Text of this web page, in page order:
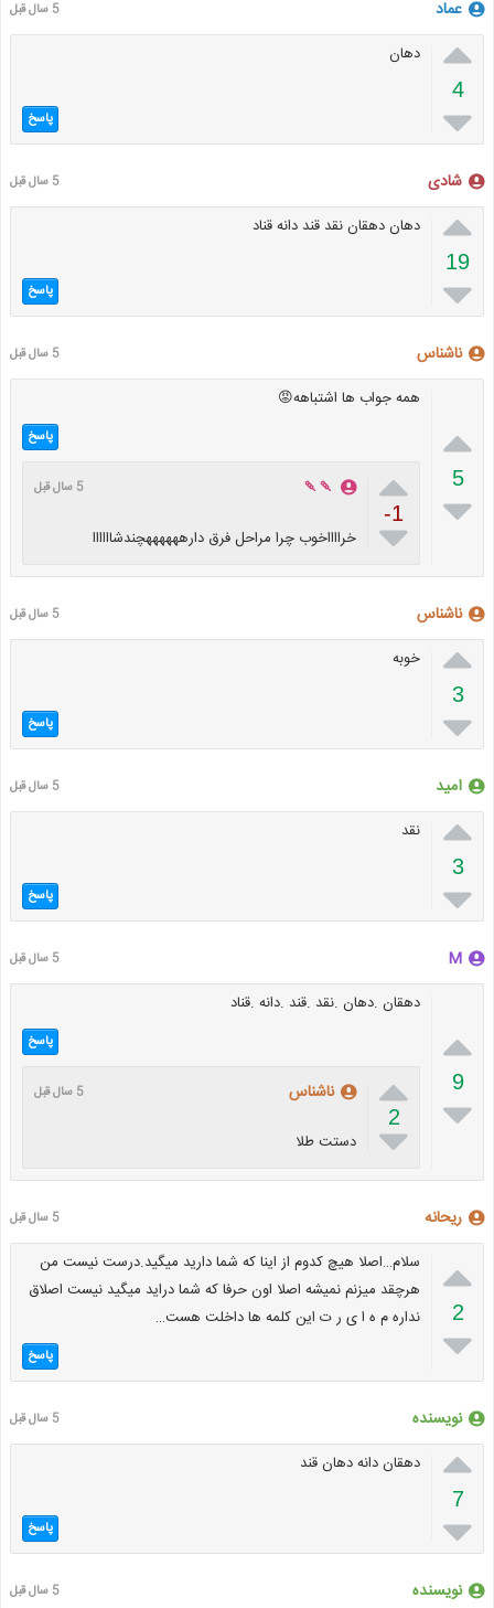
عماد 5 سال قبل

4

دهان
پاسخ
شادی 5 سال قبل

19

دهان دهقان نقد قند دانه قناد
پاسخ
ناشناس 5 سال قبل

5

همه جواب ها اشتباهه😡
پاسخ

-1

🍡🍡 5 سال قبل
خرااااخوب چرا مراحل فرق دارههههههچندشاااااا
ناشناس 5 سال قبل

3

خوبه
پاسخ
امید 5 سال قبل

3

نقد
پاسخ
M 5 سال قبل

9

دهقان .دهان .نقد .قند .دانه .قناد
پاسخ

2

ناشناس 5 سال قبل
دستت طلا
ریحانه 5 سال قبل

2

سلام…اصلا هیچ کدوم از اینا که شما دارید میگید.درست نیست من
هرچقد میزنم نمیشه اصلا اون حرفا که شما دراید میگید نیست اصلاق
نداره م ه ا ی ر ت این کلمه ها داخلت هست…
پاسخ
نویسنده 5 سال قبل

7

دهقان دانه دهان قند
پاسخ
نویسنده 5 سال قبل